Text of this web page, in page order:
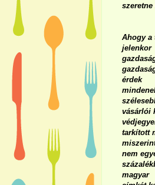
Ahogy a
jelenkor
érdek
vásárlói
tarkított
nem
magyar